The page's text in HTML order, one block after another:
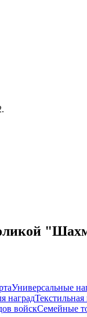
Универсальные
наград
войскСемейные